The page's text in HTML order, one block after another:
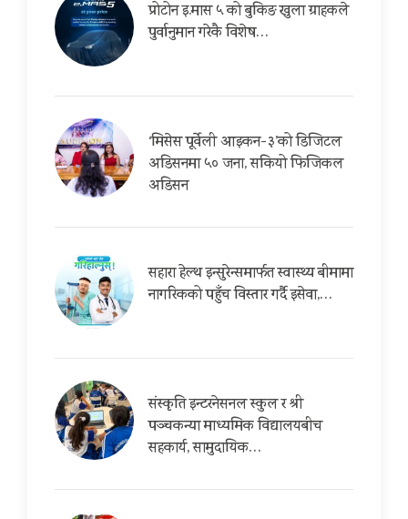
प्रोटोन इ.मास ५ को बुकिङ खुला ग्राहकले
पुर्वानुमान गरेकै विशेष…
‘मिसेस पूर्वेली आइकन-३’को डिजिटल
अडिसनमा ५० जना, सकियो फिजिकल
अडिसन
सहारा हेल्थ इन्सुरेन्समार्फत स्वास्थ्य बीमामा
नागरिकको पहुँच विस्तार गर्दै इसेवा,…
संस्कृति इन्टरनेसनल स्कुल र श्री
पञ्चकन्या माध्यमिक विद्यालयबीच
सहकार्य, सामुदायिक…